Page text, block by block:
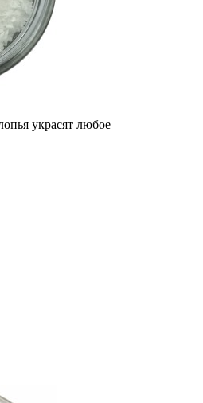
украсят любое